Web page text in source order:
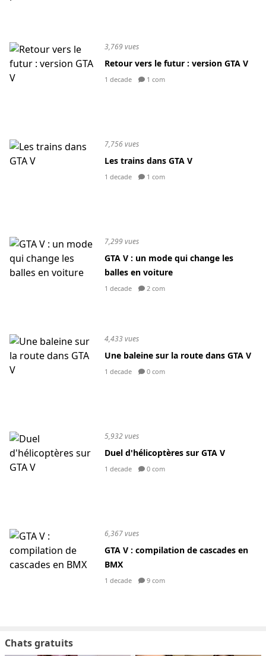
3,769 vues
Retour vers le futur : version GTA V
1 decade 1 com
7,756 vues
Les trains dans GTA V
1 decade 1 com
7,299 vues
GTA V : un mode qui change les
balles en voiture
1 decade 2 com
4,433 vues
Une baleine sur la route dans GTA V
1 decade 0 com
5,932 vues
Duel d'hélicoptères sur GTA V
1 decade 0 com
6,367 vues
GTA V : compilation de cascades en
BMX
1 decade 9 com
Chats gratuits